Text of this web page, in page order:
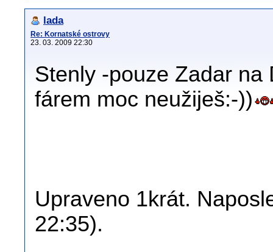
lada
Re: Kornatské ostrovy
23. 03. 2009 22:30
Stenly -pouze Zadar na
fárem moc neužiješ:-))
Upraveno 1krát.
22:35).